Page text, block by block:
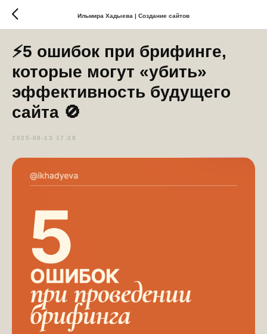
Ильмира Хадыева | Создание сайтов
⚡5 ошибок при брифинге,
которые могут «убить»
эффективность будущего
сайта 🚫
2025-08-13 17:28